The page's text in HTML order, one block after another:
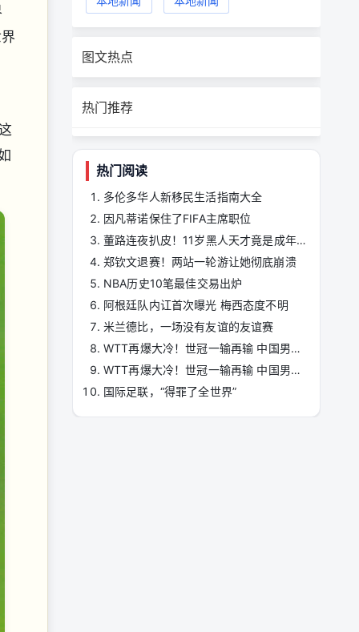
图文热点
热门推荐
热门阅读
多伦多华人新移民生活指南大全
因凡蒂诺保住了FIFA主席职位
董路连夜扒皮！11岁黑人天才竟是成年人？
郑钦文退赛！两站一轮游让她彻底崩溃
NBA历史10笔最佳交易出炉
阿根廷队内讧首次曝光 梅西态度不明
米兰德比，一场没有友谊的友谊赛
WTT再爆大冷！世冠一输再输 中国男单告急
WTT再爆大冷！世冠一输再输 中国男单告急
国际足联，“得罪了全世界”